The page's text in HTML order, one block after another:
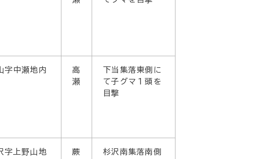
字中瀬地内
高
瀬
下当集落東側に
て子グマ１頭を
目撃
字上野山地
蕨
杉沢南集落南側